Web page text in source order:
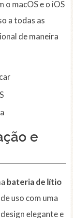
o macOS e o iOS
a todas as
de maneira
e
bateria de lítio
de uso com uma
elegante e